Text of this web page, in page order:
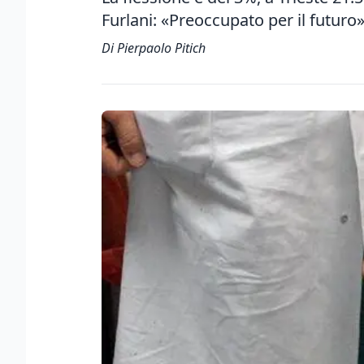
Furlani: «Preoccupato per il futuro»
Di Pierpaolo Pitich